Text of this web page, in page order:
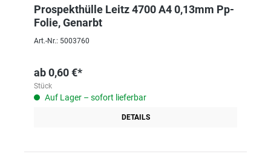
Prospekthülle Leitz 4700 A4 0,13mm Pp-
Folie, Genarbt
Art.-Nr.: 5003760
ab0,60 €*
Stück
Auf Lager – sofort lieferbar
DETAILS